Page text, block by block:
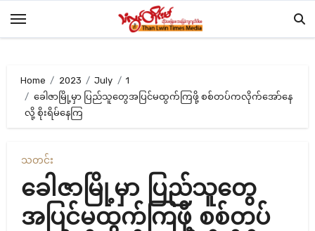
Home 2023 July
1
ခေါဇာမြို့မှာ ပြည်သူတွေအပြင်မထွက်ကြဖို့ စစ်တပ်ကလိုက်အော်နေ
လို့ စိုးရိမ်နေကြ
သတင်း
ခေါဇာမြို့မှာ ပြည်သူတွေ
အပြင်မထွက်ကြဖို့ စစ်တပ်